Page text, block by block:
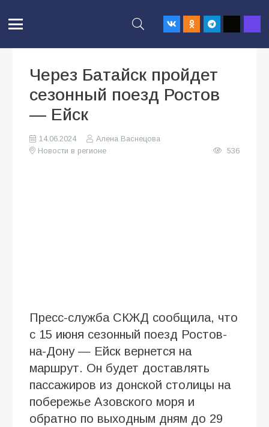
Через Батайск пройдет
сезонный поезд Ростов
— Ейск
14.06.2024
Алена Васнецова
Новости в регионе
536
Пресс-служба СКЖД сообщила, что
с 15 июня сезонный поезд Ростов-
на-Дону — Ейск вернется на
маршрут. Он будет доставлять
пассажиров из донской столицы на
побережье Азовского моря и
обратно по выходным дням до 29